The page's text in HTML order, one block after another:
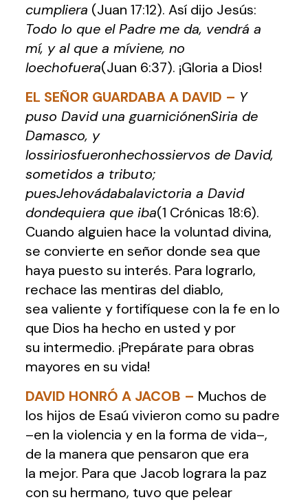
cumpliera (Juan 17:12). Así dijo Jesús:
Todo lo que el Padre me da, vendrá a
mí, y al que a míviene, no
loechofuera(Juan 6:37). ¡Gloria a Dios!
EL SEÑOR GUARDABA A DAVID – Y
puso David una guarniciónenSiria de
Damasco, y
lossiriosfueronhechossiervos de David,
sometidos a tributo;
puesJehovádabalavictoria a David
dondequiera que iba(1 Crónicas 18:6).
Cuando alguien hace la voluntad divina,
se convierte en señor donde sea que
haya puesto su interés. Para lograrlo,
rechace las mentiras del diablo,
sea valiente y fortifíquese con la fe en lo
que Dios ha hecho en usted y por
su intermedio. ¡Prepárate para obras
mayores en su vida!
DAVID HONRÓ A JACOB – Muchos de
los hijos de Esaú vivieron como su padre
–en la violencia y en la forma de vida–,
de la manera que pensaron que era
la mejor. Para que Jacob lograra la paz
con su hermano, tuvo que pelear